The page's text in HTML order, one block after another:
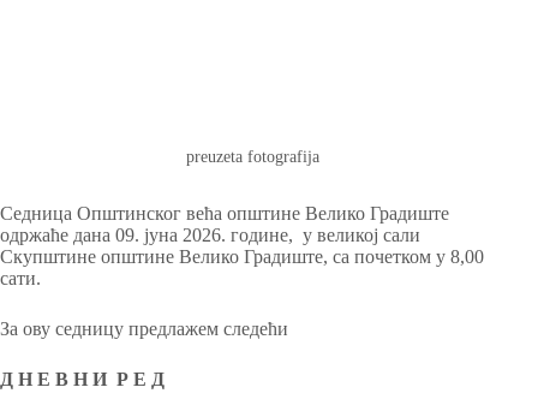
preuzeta fotografija
Седница Општинског већа општине Велико Градиште
одржаће дана 09. јуна 2026. године, у великој сали
Скупштине општине Велико Градиште, са почетком у 8,00
сати.
За ову седницу предлажем следећи
Д Н Е В Н И Р Е Д